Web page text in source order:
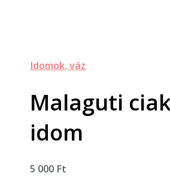
Idomok, váz
Malaguti
idom
5 000 Ft